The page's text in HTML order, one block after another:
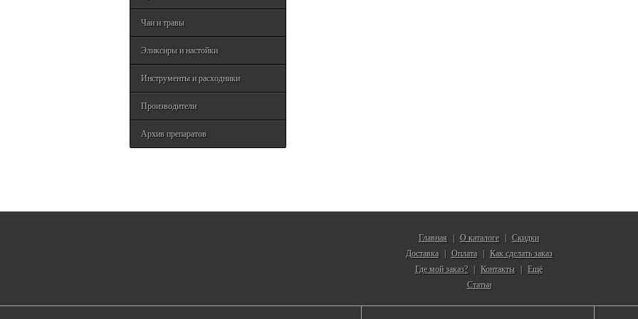
Чаи и травы
Эликсиры и настойки
Инструменты и расходники
Производители
Архив препаратов
Главная О каталоге
Скидки
Доставка
Оплата
Как сделать заказ
Где мой заказ?
Контакты
Ещё
Статьи